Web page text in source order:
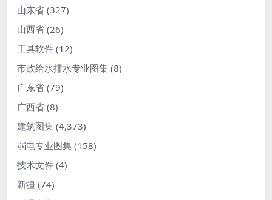
山东省 (327)
山西省 (26)
工具软件 (12)
市政给水排水专业图集 (8)
广东省 (79)
广西省 (8)
建筑图集 (4,373)
弱电专业图集 (158)
技术文件 (4)
新疆 (74)